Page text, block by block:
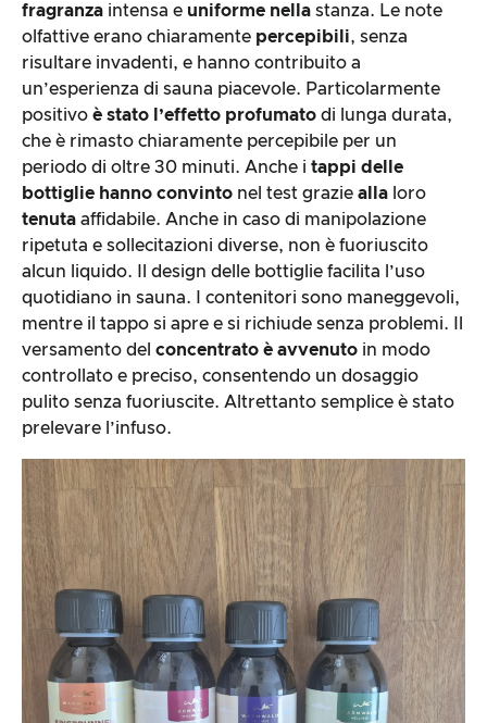
fragranza intensa e uniforme nella stanza. Le note
olfattive erano chiaramente percepibili, senza
risultare invadenti, e hanno contribuito a
un’esperienza di sauna piacevole. Particolarmente
positivo è stato l’effetto profumato di lunga durata,
che è rimasto chiaramente percepibile per un
periodo di oltre 30 minuti. Anche i tappi delle
bottiglie hanno convinto nel test grazie alla loro
tenuta affidabile. Anche in caso di manipolazione
ripetuta e sollecitazioni diverse, non è fuoriuscito
alcun liquido. Il design delle bottiglie facilita l’uso
quotidiano in sauna. I contenitori sono maneggevoli,
mentre il tappo si apre e si richiude senza problemi. Il
versamento del concentrato è avvenuto in modo
controllato e preciso, consentendo un dosaggio
pulito senza fuoriuscite. Altrettanto semplice è stato
prelevare l’infuso.